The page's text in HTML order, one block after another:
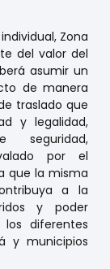
Zona
del valor del
asumir un
de manera
traslado que
y legalidad,
seguridad,
por el
que la misma
a la
y poder
diferentes
y municipios